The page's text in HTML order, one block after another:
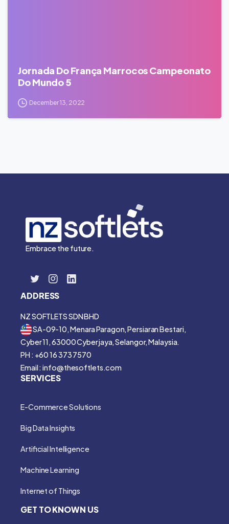
Jornada Do França Marrocos Campeonato
Do Mundo 5
December 13, 2022
Embrace the future.
ADDRESS
NZ SOFTLETS SDN BHD
SA-09-10, Menara Paragon, Persiaran Bestari,
Cyber 11, 63000 Cyberjaya, Selangor, Malaysia.
PH : +60 16 373 7570
Email : info@thesoftlets.com
SERVICES
E-Commerce Solutions
Big Data Insights
Artificial Intelligence
Machine Learning
Internet of Things
GET TO KNOWN US